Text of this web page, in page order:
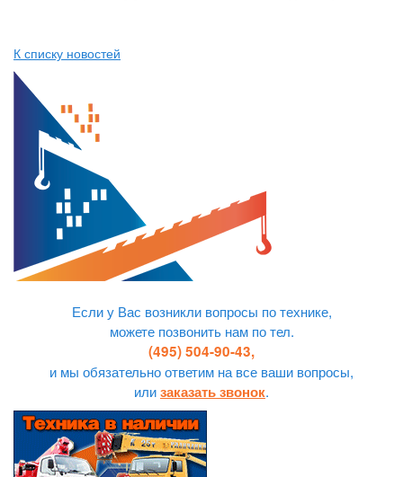
К списку новостей
Если у Вас возникли вопросы по технике,
можете позвонить нам по тел.
(495) 504-90-43,
и мы обязательно ответим на все ваши вопросы,
илизаказать звонок.